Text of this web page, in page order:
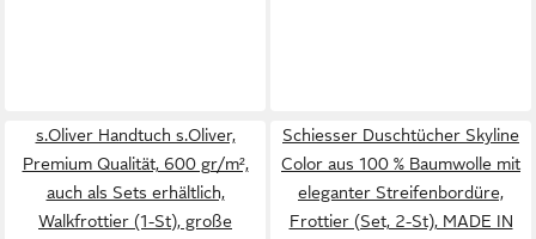
s.Oliver Handtuch s.Oliver,
Premium Qualität, 600 gr/m²,
auch als Sets erhältlich,
Walkfrottier (1-St), große
Schiesser Duschtücher Skyline
Color aus 100 % Baumwolle mit
eleganter Streifenbordüre,
Frottier (Set, 2-St), MADE IN